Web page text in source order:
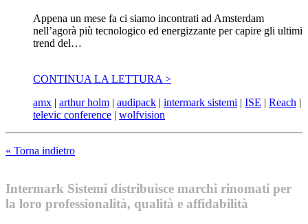
Appena un mese fa ci siamo incontrati ad Amsterdam
nell’agorà più tecnologico ed energizzante per capire gli ultimi
trend del…
CONTINUA LA LETTURA >
amx | arthur holm | audipack | intermark sistemi | ISE | Reach |
televic conference | wolfvision
« Torna indietro
Intermark Sistemi distribuisce marchi rinomati per
la loro professionalità, qualità e affidabilità